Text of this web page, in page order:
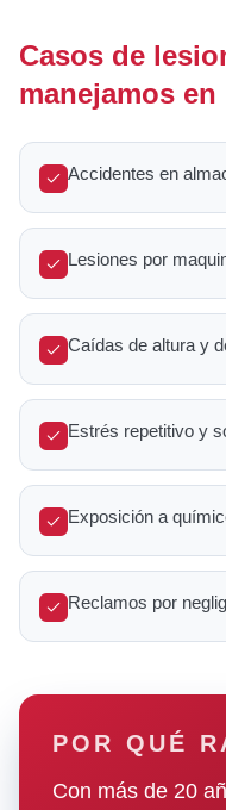
Casos de
manejamos en
Accidentes en
Lesiones por
Caídas de altura y
Estrés repetitivo y
Exposición a
Reclamos por
POR QUÉ
Con más de 20